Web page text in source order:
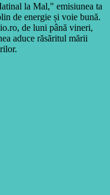
la Mal," emisiunea ta
de energie și voie bună.
de luni până vineri,
aduce răsăritul mării